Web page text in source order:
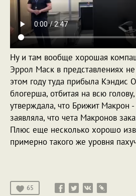
Ну и там вообще хорошая
Эррол Маск в представлениях
этом году туда прибыла Кэндис
блогерша, отбитая на всю
утверждала, что Брижит Макрон
заявляла, что чета Макронов
Плюс еще несколько хорошо
примерно такого же уровня
65